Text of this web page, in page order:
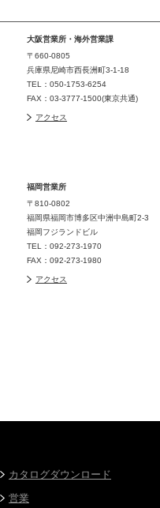
大阪営業所・海外営業課
〒660-0805
兵庫県尼崎市西長洲町3-1-18
TEL：050-1753-6254
FAX：03-3777-1500(東京共通)
アクセス
福岡営業所
〒810-0802
福岡県福岡市博多区中洲中島町2-3
福岡フジランドビル
TEL：092-273-1970
FAX：092-273-1980
アクセス
カタログダウンロード
営業